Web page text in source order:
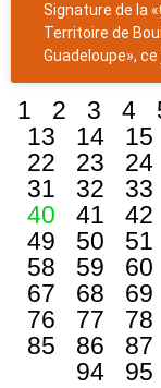
Signature de la
Territoire de
Guadeloupe», ce
1 2 3 4
13
14 15
22
23 24
31
32 33
40
41 42
49
50 51
58
59 60
67
68 69
76
77 78
85
86 87
94
95